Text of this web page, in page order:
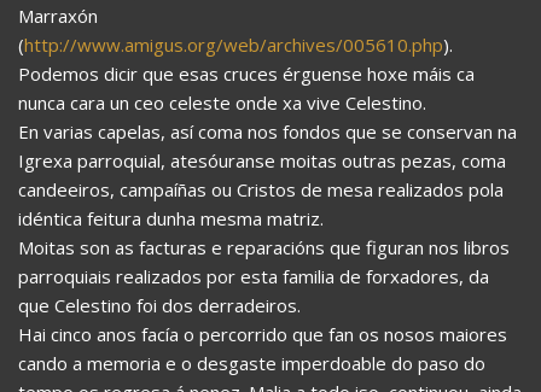
Marraxón
(http://www.amigus.org/web/archives/005610.php).
Podemos dicir que esas cruces érguense hoxe máis ca
nunca cara un ceo celeste onde xa vive Celestino.
En varias capelas, así coma nos fondos que se conservan na
Igrexa parroquial, atesóuranse moitas outras pezas, coma
candeeiros, campaíñas ou Cristos de mesa realizados pola
idéntica feitura dunha mesma matriz.
Moitas son as facturas e reparacións que figuran nos libros
parroquiais realizados por esta familia de forxadores, da
que Celestino foi dos derradeiros.
Hai cinco anos facía o percorrido que fan os nosos maiores
cando a memoria e o desgaste imperdoable do paso do